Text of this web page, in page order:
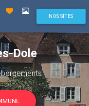
NOS SITES
Dole